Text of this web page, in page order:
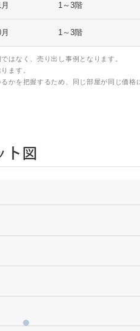
1～3階
1～3階
はなく、売り出し事例となります。
ます。
かを把握するため、同じ部屋が同じ価
ト図